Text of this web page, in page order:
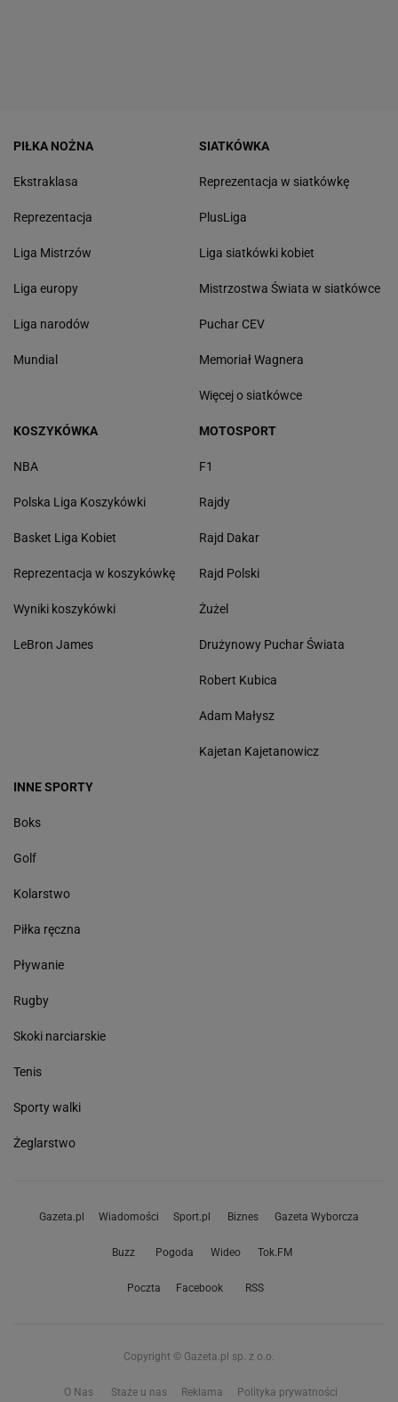
PIŁKA NOŻNA
Ekstraklasa
Reprezentacja
Liga Mistrzów
Liga europy
Liga narodów
Mundial
SIATKÓWKA
Reprezentacja w siatkówkę
PlusLiga
Liga siatkówki kobiet
Mistrzostwa Świata w siatkówce
Puchar CEV
Memoriał Wagnera
Więcej o siatkówce
KOSZYKÓWKA
NBA
Polska Liga Koszykówki
Basket Liga Kobiet
Reprezentacja w koszykówkę
Wyniki koszykówki
LeBron James
MOTOSPORT
F1
Rajdy
Rajd Dakar
Rajd Polski
Żużel
Drużynowy Puchar Świata
Robert Kubica
Adam Małysz
Kajetan Kajetanowicz
INNE SPORTY
Boks
Golf
Kolarstwo
Piłka ręczna
Pływanie
Rugby
Skoki narciarskie
Tenis
Sporty walki
Żeglarstwo
Gazeta.pl Wiadomości Sport.pl Biznes Gazeta Wyborcza
Buzz Pogoda Wideo Tok.FM
Poczta Facebook RSS
Copyright © Gazeta.pl sp. z o.o.
O Nas Staże u nas Reklama Polityka prywatności